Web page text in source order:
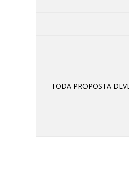
TODA PROPOSTA